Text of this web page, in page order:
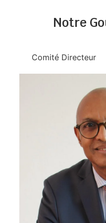
Notre
Comité Directeur
Président de
Commerce,
des